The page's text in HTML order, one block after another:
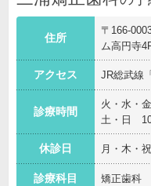
住所
〒166-
ム高円寺
アクセス JR総武線
診療時間
火・水・
土・日
休診日 月・木・
診療科目 矯正歯科